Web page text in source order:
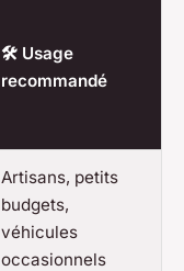
🛠️ Usage
recommandé
Artisans, petits
budgets,
véhicules
occasionnels